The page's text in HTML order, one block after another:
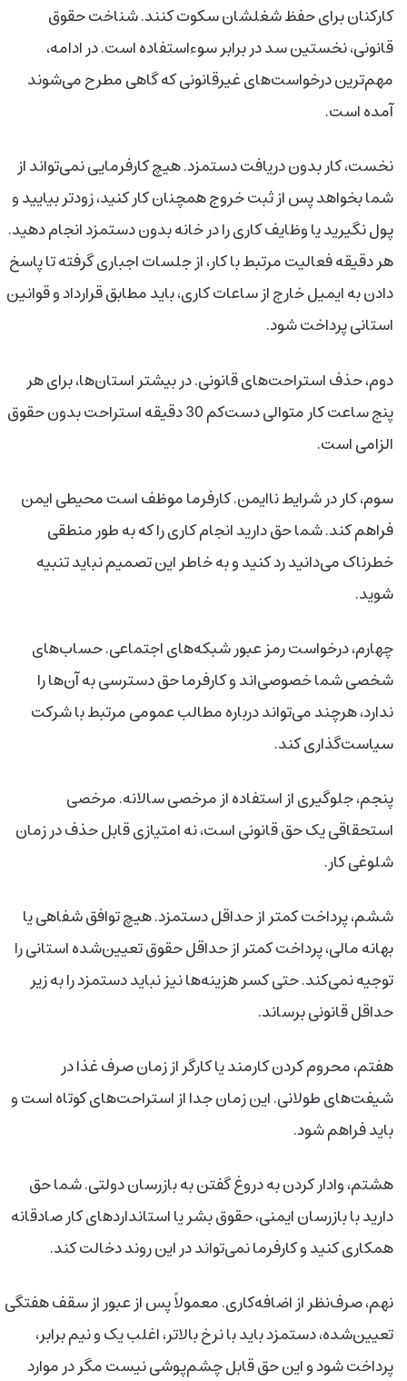
کارکنان برای حفظ شغلشان سکوت کنند. شناخت حقوق
قانونی، نخستین سد در برابر سوءاستفاده است. در ادامه،
مهم‌ترین درخواست‌های غیرقانونی که گاهی مطرح می‌شوند
آمده است.
نخست، کار بدون دریافت دستمزد. هیچ کارفرمایی نمی‌تواند از
شما بخواهد پس از ثبت خروج همچنان کار کنید، زودتر بیایید و
پول نگیرید یا وظایف کاری را در خانه بدون دستمزد انجام دهید.
هر دقیقه فعالیت مرتبط با کار، از جلسات اجباری گرفته تا پاسخ
دادن به ایمیل خارج از ساعات کاری، باید مطابق قرارداد و قوانین
استانی پرداخت شود.
دوم، حذف استراحت‌های قانونی. در بیشتر استان‌ها، برای هر
پنج ساعت کار متوالی دست‌کم 30 دقیقه استراحت بدون حقوق
الزامی است.
سوم، کار در شرایط ناایمن. کارفرما موظف است محیطی ایمن
فراهم کند. شما حق دارید انجام کاری را که به طور منطقی
خطرناک می‌دانید رد کنید و به خاطر این تصمیم نباید تنبیه
شوید.
چهارم، درخواست رمز عبور شبکه‌های اجتماعی. حساب‌های
شخصی شما خصوصی‌اند و کارفرما حق دسترسی به آن‌ها را
ندارد، هرچند می‌تواند درباره مطالب عمومی مرتبط با شرکت
سیاست‌گذاری کند.
پنجم، جلوگیری از استفاده از مرخصی سالانه. مرخصی
استحقاقی یک حق قانونی است، نه امتیازی قابل حذف در زمان
شلوغی کار.
ششم، پرداخت کمتر از حداقل دستمزد. هیچ توافق شفاهی یا
بهانه مالی، پرداخت کمتر از حداقل حقوق تعیین‌شده استانی را
توجیه نمی‌کند. حتی کسر هزینه‌ها نیز نباید دستمزد را به زیر
حداقل قانونی برساند.
هفتم، محروم کردن کارمند یا کارگر از زمان صرف غذا در
شیفت‌های طولانی. این زمان جدا از استراحت‌های کوتاه است و
باید فراهم شود.
هشتم، وادار کردن به دروغ گفتن به بازرسان دولتی. شما حق
دارید با بازرسان ایمنی، حقوق بشر یا استانداردهای کار صادقانه
همکاری کنید و کارفرما نمی‌تواند در این روند دخالت کند.
نهم، صرف‌نظر از اضافه‌کاری. معمولاً پس از عبور از سقف هفتگی
تعیین‌شده، دستمزد باید با نرخ بالاتر، اغلب یک و نیم برابر،
پرداخت شود و این حق قابل چشم‌پوشی نیست مگر در موارد